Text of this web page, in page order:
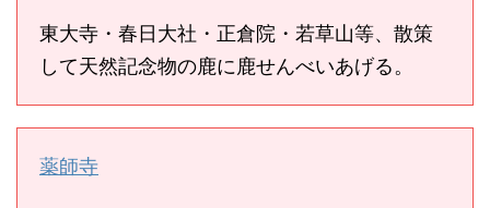
東大寺・春日大社・正倉院・若草山等、散策
して天然記念物の鹿に鹿せんべいあげる。
薬師寺